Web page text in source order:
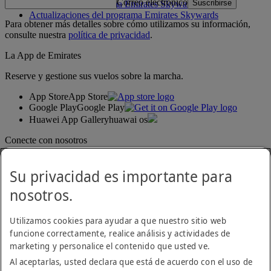
Normativa del programa Emirates Skywards
Actualizaciones del programa Emirates Skywards
Correo electrónico Suscribirse
Para obtener más detalles sobre cómo utilizamos su información,
consulte nuestra política de privacidad.
La App de Emirates
Reserve y gestione sus vuelos sobre la marcha.
App StoreApp Store
Google PlayGoogle Play
Huawei App Galleryhuawai os
Conecte con nosotros
Declaración de accesibilidad
Su privacidad es importante para
nosotros.
Utilizamos cookies para ayudar a que nuestro sitio web
funcione correctamente, realice análisis y actividades de
marketing y personalice el contenido que usted ve.
Al aceptarlas, usted declara que está de acuerdo con el uso de